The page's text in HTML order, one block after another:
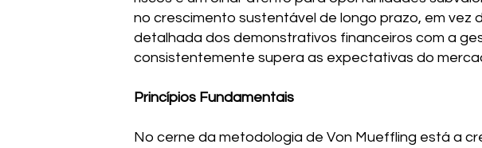
no crescimento sustentável de longo prazo, em vez
detalhada dos demonstrativos financeiros com a
consistentemente supera as expectativas do
Princípios Fundamentais
No cerne da metodologia de Von Mueffling está a